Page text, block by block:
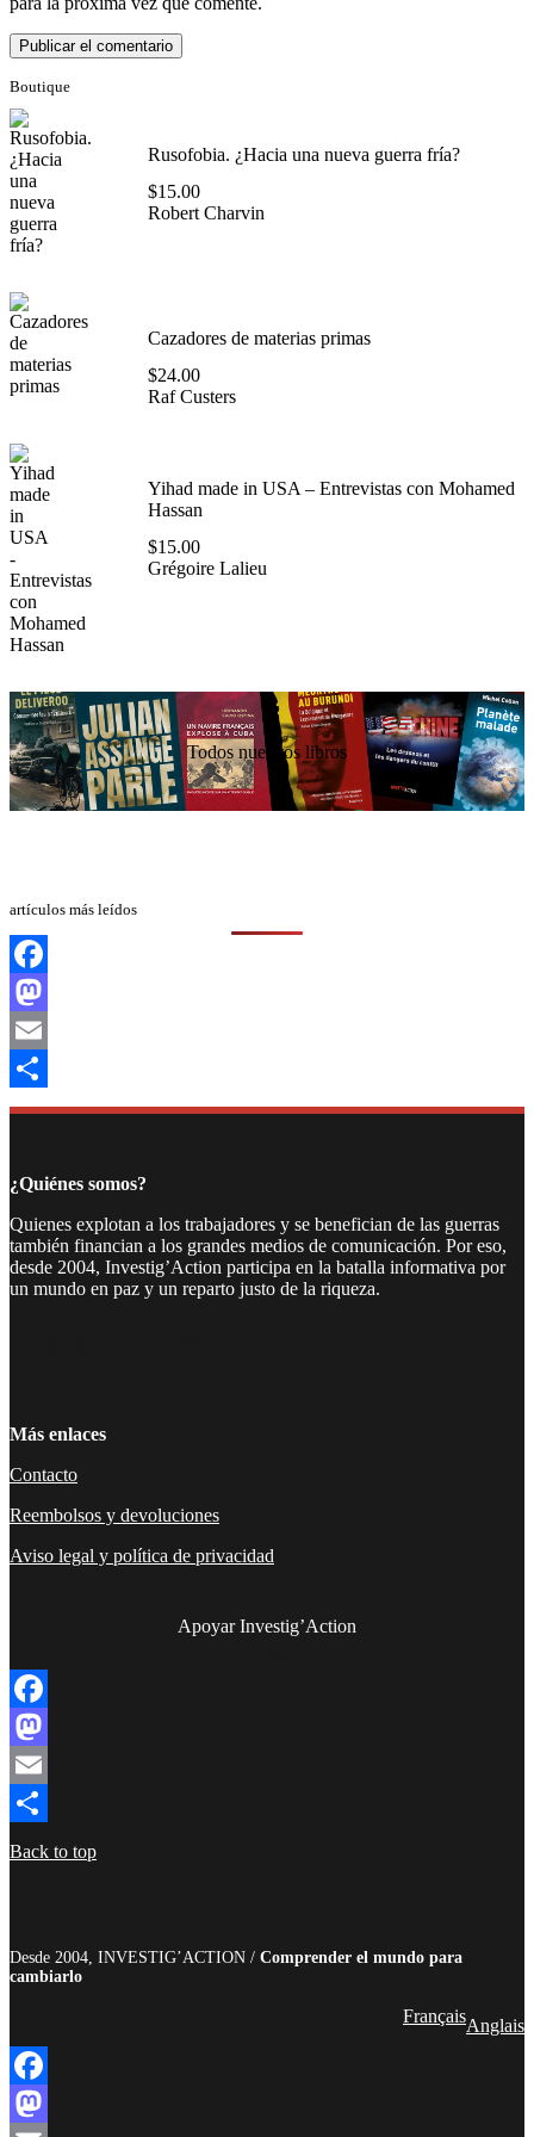
Boutique
Rusofobia. ¿Hacia una nueva guerra fría?
$15.00
Robert Charvin
Cazadores de materias primas
$24.00
Raf Custers
Yihad made in USA – Entrevistas con Mohamed
Hassan
$15.00
Grégoire Lalieu
Todos nuestros libros
artículos más leídos
Facebook
Mastodon
Email
Compartir
¿Quiénes somos?
Quienes explotan a los trabajadores y se benefician de las guerras
también financian a los grandes medios de comunicación. Por eso,
desde 2004, Investig’Action participa en la batalla informativa por
un mundo en paz y un reparto justo de la riqueza.
Más enlaces
Contacto
Reembolsos y devoluciones
Aviso legal y política de privacidad
Apoyar Investig’Action
Facebook
Mastodon
Email
Compartir
Back to top
Desde 2004, INVESTIG’ACTION / Comprender el mundo para
cambiarlo
FrançaisAnglais
Facebook